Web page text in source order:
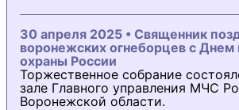
30 апреля 2025 • Священник
воронежских огнеборцев с
охраны России
Торжественное собрание
зале Главного управления МЧС
Воронежской области.